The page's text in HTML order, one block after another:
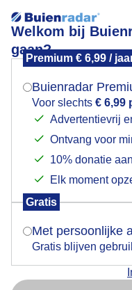
Welkom bij
gaan?
Premium € 6,99 /
Buienradar
Voor slechts € 6,99
Advertentievrij
Ontvang voor
10% donatie
Elk moment
Gratis
Met persoonlijke
Gratis blijven
prachtige dag..veel
niet al te veel wind...
Mogen we je
Indien je hier nog
verschijnt er zo
Is
Nu